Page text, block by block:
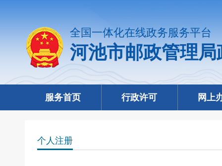
全国一体化在线政务服务平台
河池市邮政管理
服务首页 行政许可 网上
个人注册